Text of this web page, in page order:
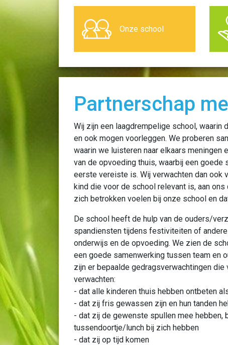
Onze school
Partnerschap
Wij zijn een laagdrempelige school, waarin
en ook mogen voorleggen. We proberen
waarin we luisteren naar elkaars
van de opvoeding thuis, waarbij een
eerste vereiste is. Wij verwachten dan
kind die voor de school relevant is, aan
zich betrokken voelen bij onze school en
De school heeft de hulp van de ouders/
spandiensten tijdens festiviteiten of
onderwijs en de opvoeding. We zien de
een goede samenwerking tussen team en
zijn er bepaalde gedragsverwachtingen
verwachten:
- dat alle kinderen thuis hebben ontbeten
- dat zij fris gewassen zijn en hun tanden
- dat zij de gewenste spullen mee
tussendoortje/lunch bij zich hebben
- dat zij op tijd komen